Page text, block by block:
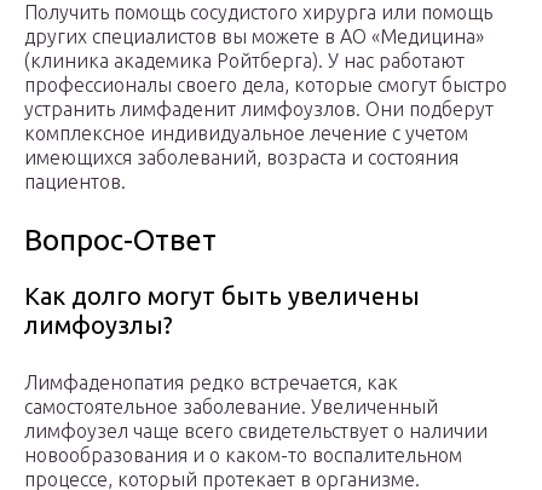
Получить помощь сосудистого хирурга или помощь
других специалистов вы можете в АО «Медицина»
(клиника академика Ройтберга). У нас работают
профессионалы своего дела, которые смогут быстро
устранить лимфаденит лимфоузлов. Они подберут
комплексное индивидуальное лечение с учетом
имеющихся заболеваний, возраста и состояния
пациентов.
Вопрос-Ответ
Как долго могут быть увеличены
лимфоузлы?
Лимфаденопатия редко встречается, как
самостоятельное заболевание. Увеличенный
лимфоузел чаще всего свидетельствует о наличии
новообразования и о каком-то воспалительном
процессе, который протекает в организме.